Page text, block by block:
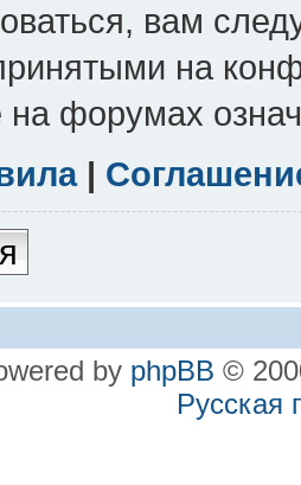
вам
на
на форумах
|
by phpBB ©
Русская